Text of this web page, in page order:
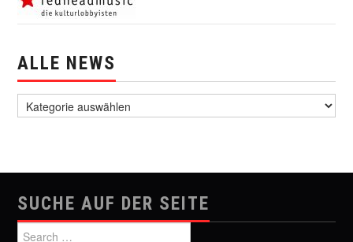
ALLE NEWS
SUCHE AUF DER SEITE
Search for: